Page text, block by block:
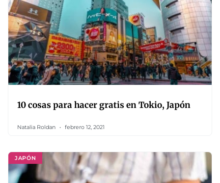
10 cosas para hacer gratis en Tokio, Japón
Natalia Roldan febrero 12, 2021
JAPÓN